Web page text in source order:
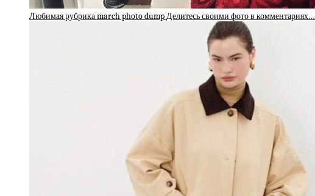
Любимая рубрика march photo dump Делитесь своими фото в комментариях…